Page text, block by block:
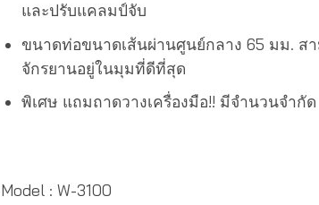
และปรับแคลมป์จับ
ขนาดท่อขนาดเส้นผ่านศูนย์กลาง 65 มม. ส
จักรยานอยู่ในมุมที่ดีที่สุด
พิเศษ แถมถาดวางเครื่องมือ!! มีจำนวนจำกัด
Model : W-3100